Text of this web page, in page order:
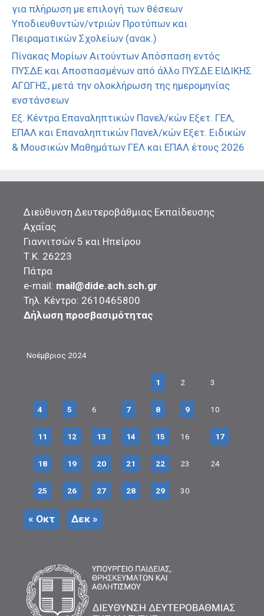
για πλήρωση με επιλογή των θέσεων
Υποδιευθυντών/ντριών Προτύπων και
Πειραματικών Σχολείων (ανακ.)
Πίνακας Μορίων Αιτούντων Απόσπαση εντός
ΠΥΣΔΕ και Αποσπασμένων από άλλο ΠΥΣΔΕ ΕΙΔΙΚΗΣ
ΑΓΩΓΗΣ, μετά την ολοκλήρωση της ημερομηνίας
ενστάνσεων
Εξ. Κέντρα Επαναληπτικών Πανελ/κών Εξετ. ΓΕΛ,
ΕΠΑΛ και Επαναληπτικών Πανελ/κών Εξετ. Ειδικών
& Μουσικών Μαθημάτων ΓΕΛ και ΕΠΑΛ έτους 2026
Διεύθυνση Δευτεροβάθμιας Εκπαίδευσης
Αχαΐας
Γιαννιτσών 5 και Ηπείρου
Τ.Κ. 26223
Πάτρα
e-mail: mail@dide.ach.sch.gr
Τηλ. Κέντρο: 2610465800
Δήλωση προσβασιμότητας
Νοέμβριος 2024
1 2 3
4 5 6 7 8 9 10
11 12 13 14 15 16 17
18 19 20 21 22 23 24
25 26 27 28 29 30
« Οκτ Δεκ »